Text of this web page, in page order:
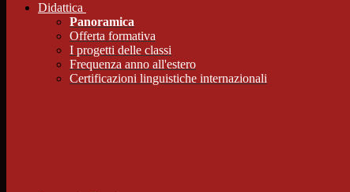
Didattica
Panoramica
Offerta formativa
I progetti delle classi
Frequenza anno all'estero
Certificazioni linguistiche internazionali